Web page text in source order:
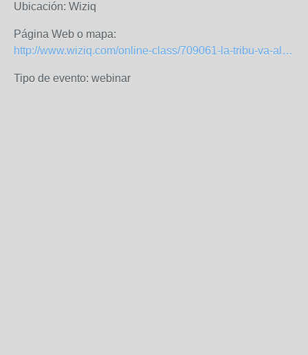
Ubicación: Wiziq
Página Web o mapa:
http://www.wiziq.com/online-class/709061-la-tribu-va-al-cine-y-se-emociona
Tipo de evento: webinar